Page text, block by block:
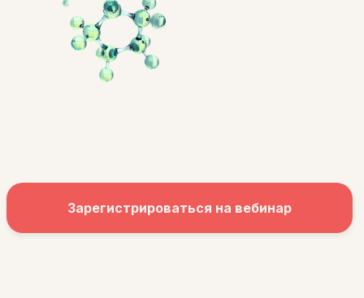
Зарегистрироваться на вебинар